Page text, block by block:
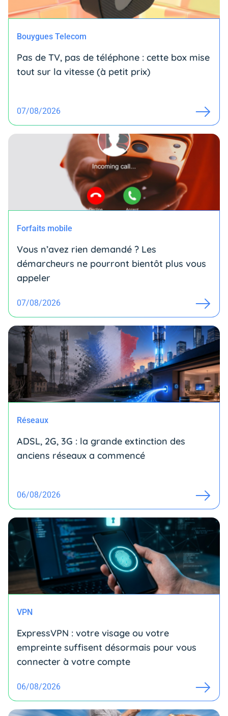
Bouygues Telecom
Pas de TV, pas de téléphone : cette box mise
tout sur la vitesse (à petit prix)
07/08/2026
Forfaits mobile
Vous n’avez rien demandé ? Les
démarcheurs ne pourront bientôt plus vous
appeler
07/08/2026
Réseaux
ADSL, 2G, 3G : la grande extinction des
anciens réseaux a commencé
06/08/2026
VPN
ExpressVPN : votre visage ou votre
empreinte suffisent désormais pour vous
connecter à votre compte
06/08/2026